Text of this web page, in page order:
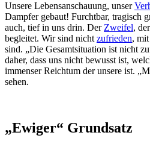
Unsere Lebensanschauung, unser
Dampfer gebaut! Furchtbar, tragisch
auch, tief in uns drin. Der Zweifel,
begleitet. Wir sind nicht zufrieden,
sind. „Die Gesamtsituation ist nicht
daher, dass uns nicht bewusst ist,
immenser Reichtum der unsere ist.
sehen.
„Ewiger“ Grundsatz